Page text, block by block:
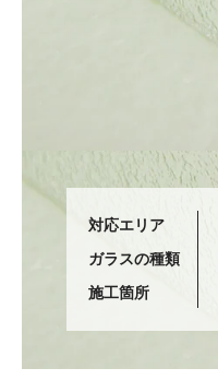
対応エリア
ガラスの種類
施工箇所